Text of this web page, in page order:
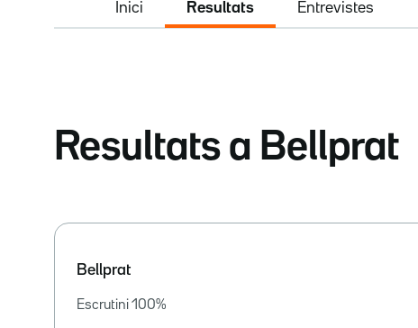
Inici Resultats Entrevistes
Resultats a Bellprat
Bellprat
Escrutini 100%